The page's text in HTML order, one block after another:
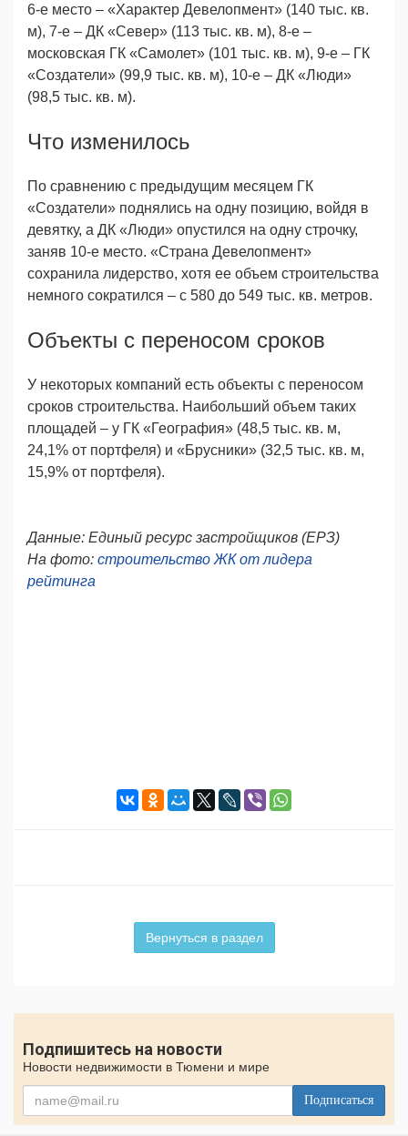
6-е место – «Характер Девелопмент» (140 тыс. кв.
м), 7-е – ДК «Север» (113 тыс. кв. м), 8-е –
московская ГК «Самолет» (101 тыс. кв. м), 9-е – ГК
«Создатели» (99,9 тыс. кв. м), 10-е – ДК «Люди»
(98,5 тыс. кв. м).
Что изменилось
По сравнению с предыдущим месяцем ГК
«Создатели» поднялись на одну позицию, войдя в
девятку, а ДК «Люди» опустился на одну строчку,
заняв 10-е место. «Страна Девелопмент»
сохранила лидерство, хотя ее объем строительства
немного сократился – с 580 до 549 тыс. кв. метров.
Объекты с переносом сроков
У некоторых компаний есть объекты с переносом
сроков строительства. Наибольший объем таких
площадей – у ГК «География» (48,5 тыс. кв. м,
24,1% от портфеля) и «Брусники» (32,5 тыс. кв. м,
15,9% от портфеля).
Данные: Единый ресурс застройщиков (ЕРЗ)
На фото: строительство ЖК от лидера
рейтинга
Вернуться в раздел
Подпишитесь на новости
Новости недвижимости в Тюмени и мире
Подписаться